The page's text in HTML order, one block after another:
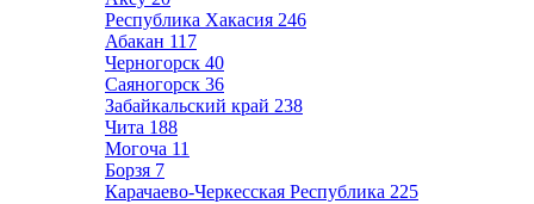
Республика Хакасия 246
Абакан 117
Черногорск 40
Саяногорск 36
Забайкальский край 238
Чита 188
Могоча 11
Борзя 7
Карачаево-Черкесская Республика 225